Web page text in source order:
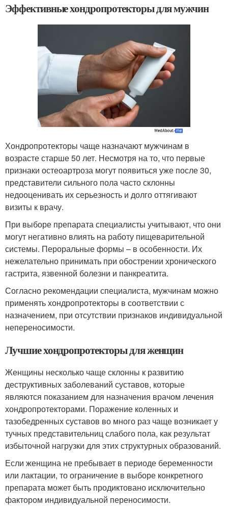
Эффективные хондропротекторы для мужчин
Хондропротекторы чаще назначают мужчинам в
возрасте старше 50 лет. Несмотря на то, что первые
признаки остеоартроза могут появиться уже после 30,
представители сильного пола часто склонны
недооценивать их серьезность и долго оттягивают
визиты к врачу.
При выборе препарата специалисты учитывают, что они
могут негативно влиять на работу пищеварительной
системы. Пероральные формы – в особенности. Их
нежелательно принимать при обострении хронического
гастрита, язвенной болезни и панкреатита.
Согласно рекомендации специалиста, мужчинам можно
применять хондропротекторы в соответствии с
назначением, при отсутствии признаков индивидуальной
непереносимости.
Лучшие хондропротекторы для женщин
Женщины несколько чаще склонны к развитию
деструктивных заболеваний суставов, которые
являются показанием для назначения врачом лечения
хондропротекторами. Поражение коленных и
тазобедренных суставов во много раз чаще возникает у
тучных представительниц слабого пола, как результат
избыточной нагрузки для этих структурных образований.
Если женщина не пребывает в периоде беременности
или лактации, то ограничение в выборе конкретного
препарата может быть продиктовано исключительно
фактором индивидуальной переносимости.